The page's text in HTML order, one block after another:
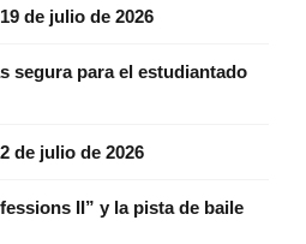
de julio de 2026
segura para el estudiantado
de julio de 2026
II” y la pista de baile